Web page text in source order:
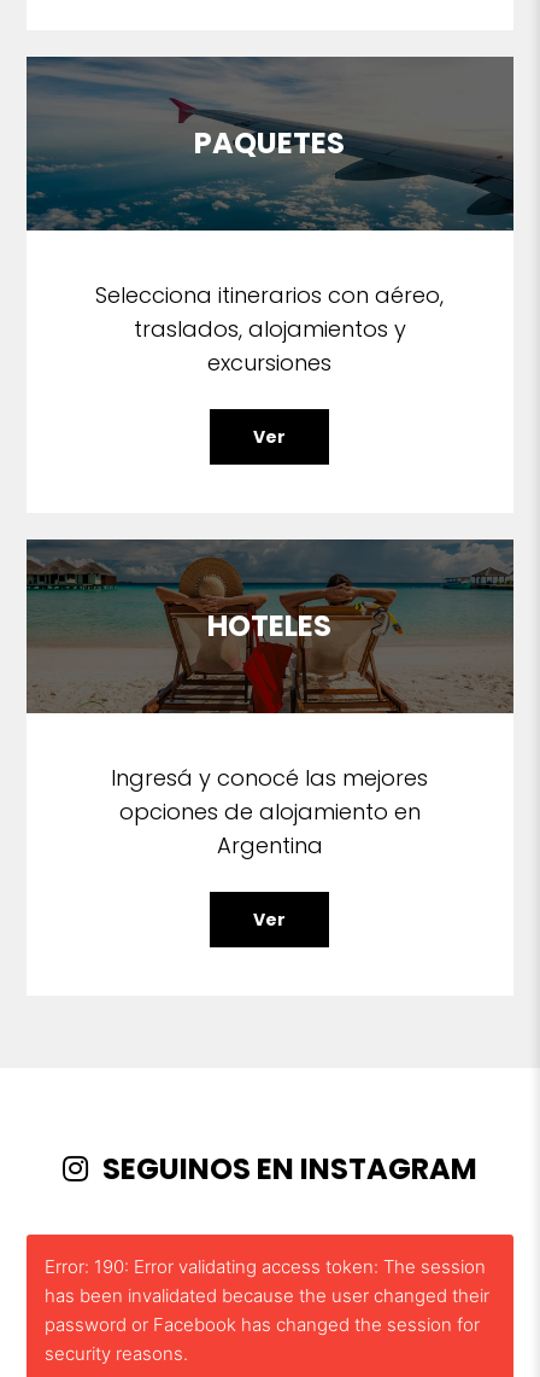
PAQUETES
Selecciona itinerarios con aéreo,
traslados, alojamientos y
excursiones
Ver
HOTELES
Ingresá y conocé las mejores
opciones de alojamiento en
Argentina
Ver
SEGUINOS EN INSTAGRAM
Error: 190: Error validating access token: The session
has been invalidated because the user changed their
password or Facebook has changed the session for
security reasons.